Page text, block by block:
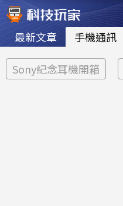
最新文章 手機通訊
Sony紀念耳機開箱